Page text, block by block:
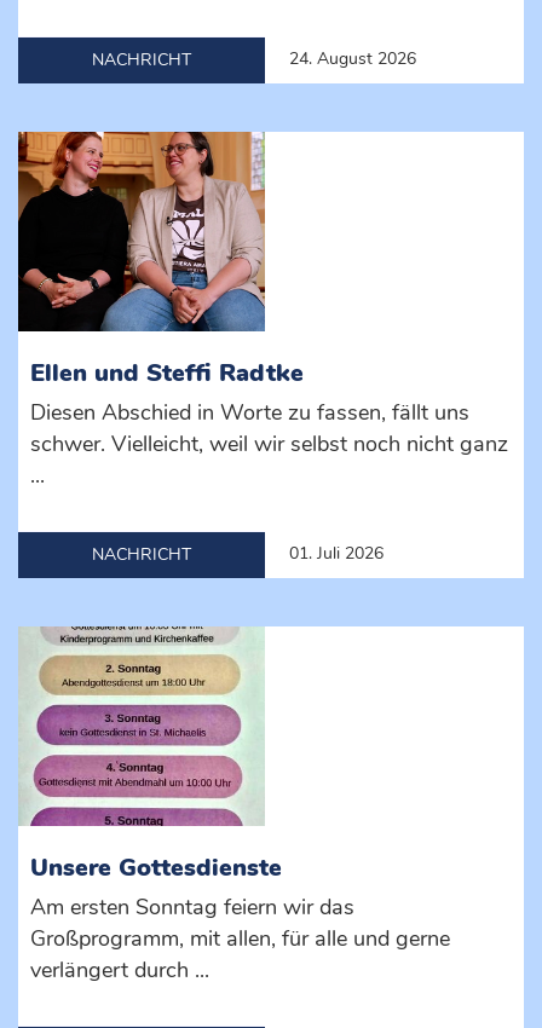
NACHRICHT 24. August 2026
Ellen und Steffi Radtke
Diesen Abschied in Worte zu fassen, fällt uns
schwer. Vielleicht, weil wir selbst noch nicht ganz
...
NACHRICHT 01. Juli 2026
Unsere Gottesdienste
Am ersten Sonntag feiern wir das
Großprogramm, mit allen, für alle und gerne
verlängert durch ...